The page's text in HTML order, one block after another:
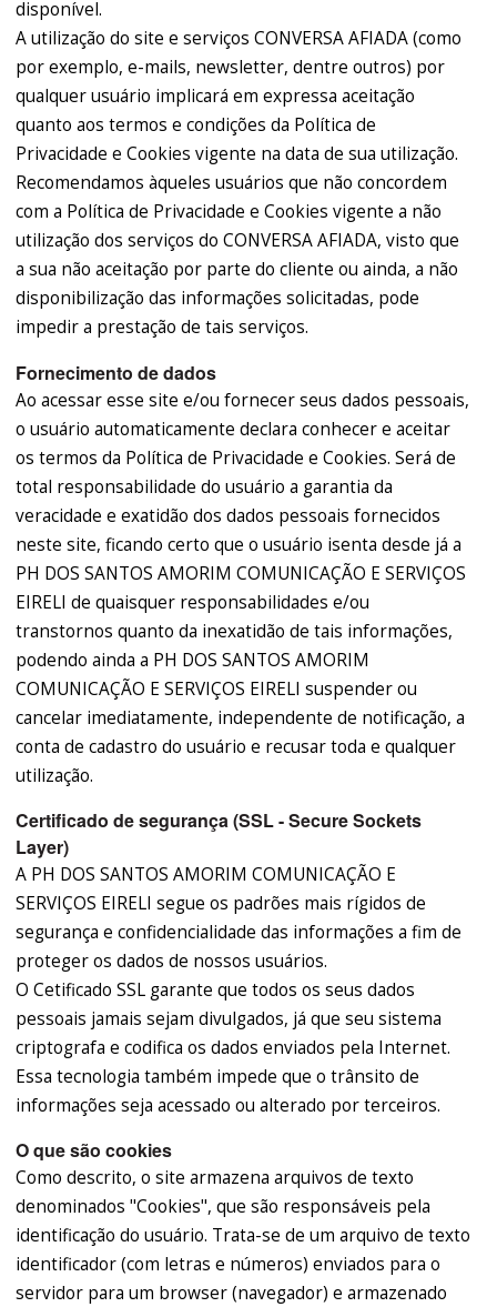
disponível.
A utilização do site e serviços CONVERSA AFIADA (como
por exemplo, e-mails, newsletter, dentre outros) por
qualquer usuário implicará em expressa aceitação
quanto aos termos e condições da Política de
Privacidade e Cookies vigente na data de sua utilização.
Recomendamos àqueles usuários que não concordem
com a Política de Privacidade e Cookies vigente a não
utilização dos serviços do CONVERSA AFIADA, visto que
a sua não aceitação por parte do cliente ou ainda, a não
disponibilização das informações solicitadas, pode
impedir a prestação de tais serviços.
Fornecimento de dados
Ao acessar esse site e/ou fornecer seus dados pessoais,
o usuário automaticamente declara conhecer e aceitar
os termos da Política de Privacidade e Cookies. Será de
total responsabilidade do usuário a garantia da
veracidade e exatidão dos dados pessoais fornecidos
neste site, ficando certo que o usuário isenta desde já a
PH DOS SANTOS AMORIM COMUNICAÇÃO E SERVIÇOS
EIRELI de quaisquer responsabilidades e/ou
transtornos quanto da inexatidão de tais informações,
podendo ainda a PH DOS SANTOS AMORIM
COMUNICAÇÃO E SERVIÇOS EIRELI suspender ou
cancelar imediatamente, independente de notificação, a
conta de cadastro do usuário e recusar toda e qualquer
utilização.
Certificado de segurança (SSL - Secure Sockets
Layer)
A PH DOS SANTOS AMORIM COMUNICAÇÃO E
SERVIÇOS EIRELI segue os padrões mais rígidos de
segurança e confidencialidade das informações a fim de
proteger os dados de nossos usuários.
O Cetificado SSL garante que todos os seus dados
pessoais jamais sejam divulgados, já que seu sistema
criptografa e codifica os dados enviados pela Internet.
Essa tecnologia também impede que o trânsito de
informações seja acessado ou alterado por terceiros.
O que são cookies
Como descrito, o site armazena arquivos de texto
denominados "Cookies", que são responsáveis pela
identificação do usuário. Trata-se de um arquivo de texto
identificador (com letras e números) enviados para o
servidor para um browser (navegador) e armazenado